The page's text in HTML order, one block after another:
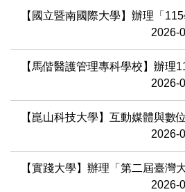
【國立暨南國際大學】辦理「
2026-
【馬偕醫護管理專科學校】辦理
2026-
【崑山科技大學】互動媒體與
2026-
【實踐大學】辦理「第二屆臺灣
2026-